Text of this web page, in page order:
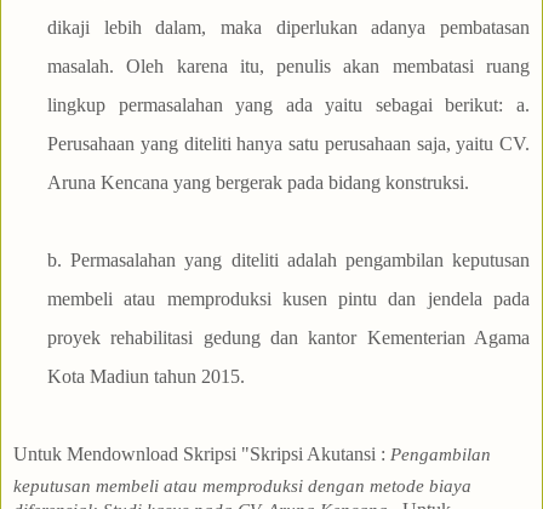
dikaji lebih dalam, maka diperlukan adanya pembatasan
masalah. Oleh karena itu, penulis akan membatasi ruang
lingkup permasalahan yang ada yaitu sebagai berikut: a.
Perusahaan yang diteliti hanya satu perusahaan saja, yaitu CV.
Aruna Kencana yang bergerak pada bidang konstruksi.
b. Permasalahan yang diteliti adalah pengambilan keputusan
membeli atau memproduksi kusen pintu dan jendela pada
proyek rehabilitasi gedung dan kantor Kementerian Agama
Kota Madiun tahun 2015.
Untuk Mendownload Skripsi "Skripsi Akutansi : Pengambilan
keputusan membeli atau memproduksi dengan metode biaya